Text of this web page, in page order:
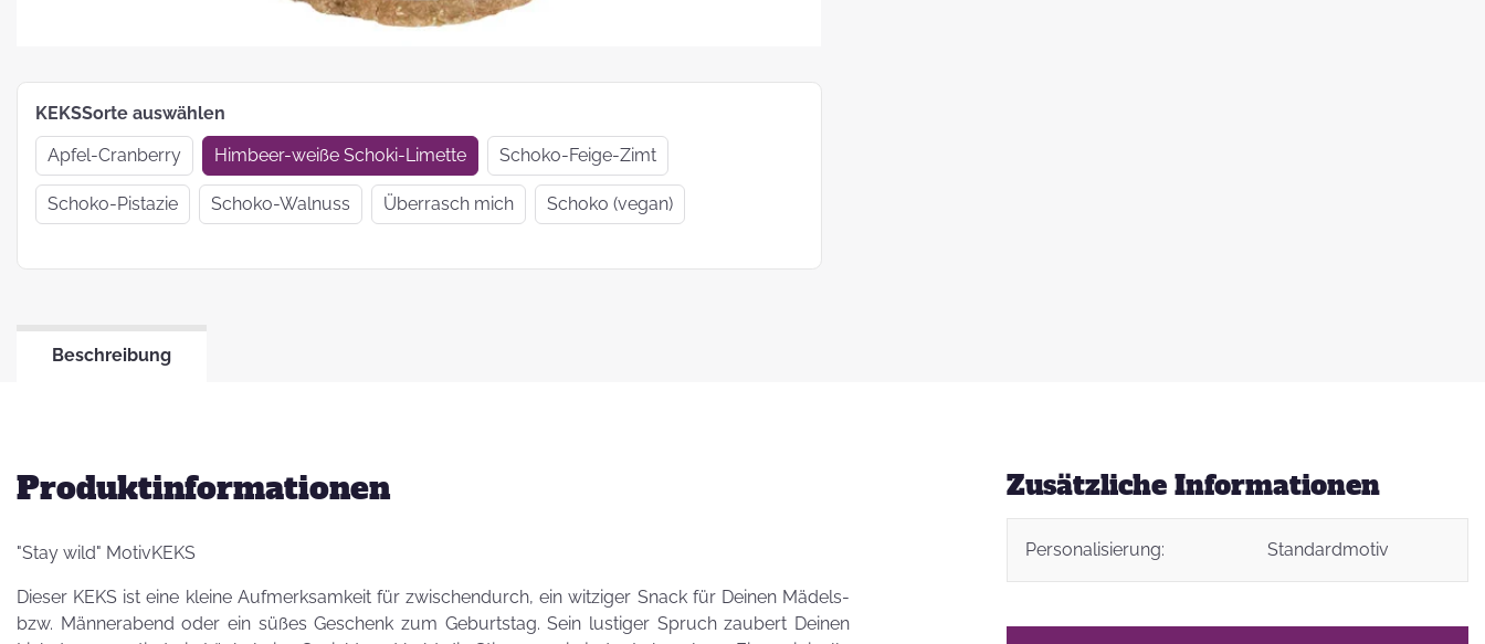
The struggle is real: Unsere
Verpackungsoptionen
Wir haben uns
verkrümelt...
Geschenkideen
zur Einschulung
2021
KEKSSorte auswählen
Apfel-Cranberry
Himbeer-weiße Schoki-Limette Schoko-Feige-Zimt
Schoko-Pistazie Schoko-Walnuss Überrasch mich Schoko (vegan)
Beschreibung
Produktinformationen
"Stay wild" MotivKEKS
Dieser KEKS ist eine kleine Aufmerksamkeit für zwischendurch, ein witziger Snack für Deinen Mädels-
bzw. Männerabend oder ein süßes Geschenk zum Geburtstag. Sein lustiger Spruch zaubert Deinen
Zusätzliche Informationen
Personalisierung: Standardmotiv